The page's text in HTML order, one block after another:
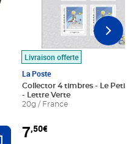
Ajouter au panier
Livraison offerte
La Poste
Collector 4 timbres - Le Petit
- Lettre Verte
20g / France
7,50€